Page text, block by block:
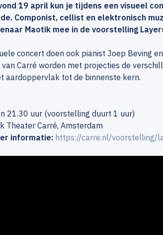
19 april kun je tijdens een visueel
Componist, cellist en elektronisch
Maotik mee in de voorstelling
concert doen ook pianist Joep Beving
Carré worden met projecties de
aardoppervlak tot de binnenste kern.
21.30 uur (voorstelling duurt 1 uur)
Theater Carré, Amsterdam
informatie: https://carre.nl/voorstelling/